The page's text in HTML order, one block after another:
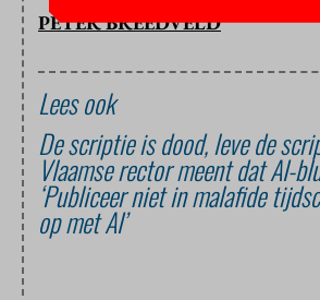
PETER BREEDVELD
Lees ook
De scriptie is dood, leve de
Vlaamse rector meent dat AI-
‘Publiceer niet in malafide
op met AI’